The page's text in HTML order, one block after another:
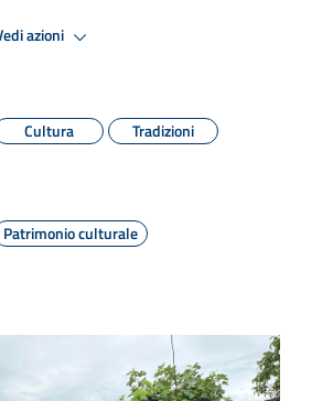
azioni
Cultura Tradizioni
Patrimonio culturale